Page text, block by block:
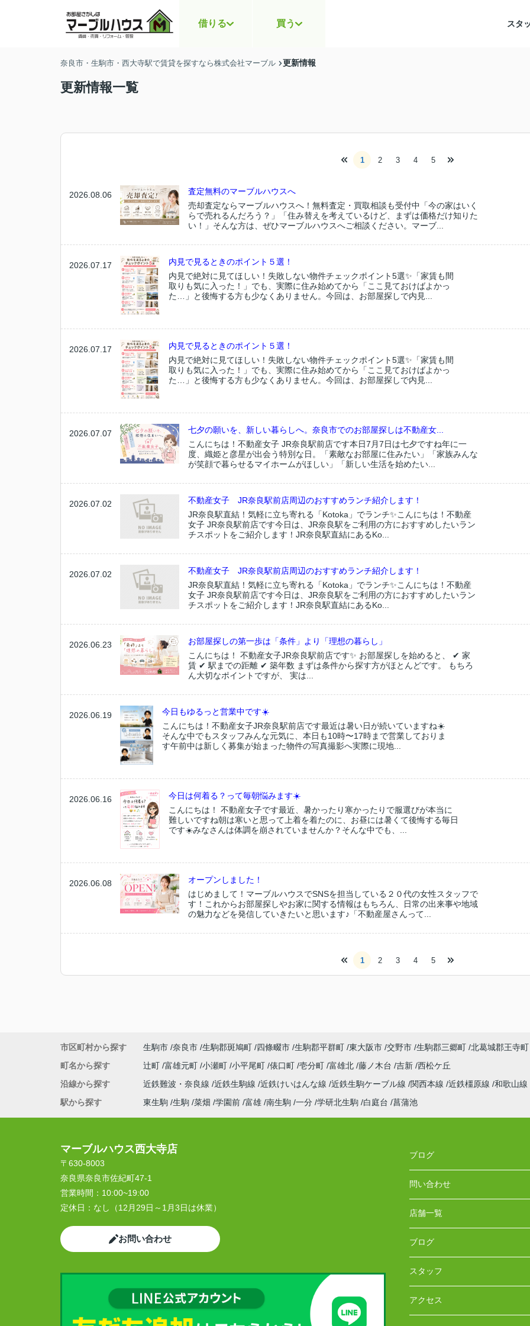
借りる 買う スタ
奈良市・生駒市・西大寺駅で賃貸を探すなら株式会社マーブル 更新情報
更新情報一覧
1 2 3 4 5
2026.08.06
査定無料のマーブルハウスへ
売却査定ならマーブルハウスへ！無料査定・買取相談も受付中「今の家はいく
らで売れるんだろう？」「住み替えを考えているけど、まずは価格だけ知りた
い！」そんな方は、ぜひマーブルハウスへご相談ください。マーブ...
2026.07.17
内見で見るときのポイント５選！
内見で絶対に見てほしい！失敗しない物件チェックポイント5選✨「家賃も間
取りも気に入った！」でも、実際に住み始めてから「ここ見ておけばよかっ
た…」と後悔する方も少なくありません。今回は、お部屋探しで内見...
2026.07.17
内見で見るときのポイント５選！
内見で絶対に見てほしい！失敗しない物件チェックポイント5選✨「家賃も間
取りも気に入った！」でも、実際に住み始めてから「ここ見ておけばよかっ
た…」と後悔する方も少なくありません。今回は、お部屋探しで内見...
2026.07.07
七夕の願いを、新しい暮らしへ。奈良市でのお部屋探しは不動産女...
こんにちは！不動産女子 JR奈良駅前店です本日7月7日は七夕ですね年に一
度、織姫と彦星が出会う特別な日。「素敵なお部屋に住みたい」「家族みんな
が笑顔で暮らせるマイホームがほしい」「新しい生活を始めたい...
2026.07.02
不動産女子 JR奈良駅前店周辺のおすすめランチ紹介します！
JR奈良駅直結！気軽に立ち寄れる「Kotoka」でランチ✨こんにちは！不動産
女子 JR奈良駅前店です今日は、JR奈良駅をご利用の方におすすめしたいラン
チスポットをご紹介します！JR奈良駅直結にあるKo...
2026.07.02
不動産女子 JR奈良駅前店周辺のおすすめランチ紹介します！
JR奈良駅直結！気軽に立ち寄れる「Kotoka」でランチ✨こんにちは！不動産
女子 JR奈良駅前店です今日は、JR奈良駅をご利用の方におすすめしたいラン
チスポットをご紹介します！JR奈良駅直結にあるKo...
2026.06.23
お部屋探しの第一歩は「条件」より「理想の暮らし」
こんにちは！ 不動産女子JR奈良駅前店です✨ お部屋探しを始めると、 ✔ 家
賃 ✔ 駅までの距離 ✔ 築年数 まずは条件から探す方がほとんどです。 もちろ
ん大切なポイントですが、 実は...
2026.06.19
今日もゆるっと営業中です☀️
こんにちは！不動産女子JR奈良駅前店です最近は暑い日が続いていますね☀️
そんな中でもスタッフみんな元気に、本日も10時〜17時まで営業しておりま
す午前中は新しく募集が始まった物件の写真撮影へ実際に現地...
2026.06.16
今日は何着る？って毎朝悩みます☀️
こんにちは！ 不動産女子です最近、暑かったり寒かったりで服選びが本当に
難しいですね朝は寒いと思って上着を着たのに、お昼には暑くて後悔する毎日
です☀️みなさんは体調を崩されていませんか？そんな中でも、...
2026.06.08
オープンしました！
はじめまして！マーブルハウスでSNSを担当している２０代の女性スタッフで
す！これからお部屋探しやお家に関する情報はもちろん、日常の出来事や地域
の魅力などを発信していきたいと思います♪「不動産屋さんって...
1 2 3 4 5
市区町村から探す 生駒市 奈良市 生駒郡斑鳩町 四條畷市 生駒郡平群町 東大阪市 交野市 生駒郡三郷町 北葛城郡王寺町
町名から探す
辻町 富雄元町 小瀬町 小平尾町 俵口町 壱分町 富雄北 藤ノ木台 吉新 西松ケ丘
沿線から探す
近鉄難波・奈良線 近鉄生駒線 近鉄けいはんな線 近鉄生駒ケーブル線 関西本線 近鉄橿原線 和歌山線
駅から探す
東生駒 生駒 菜畑 学園前 富雄 南生駒 一分 学研北生駒 白庭台 菖蒲池
マーブルハウス西大寺店
〒630-8003
奈良県奈良市佐紀町47-1
営業時間： 10:00~19:00
定休日： なし（12月29日～1月3日は休業）
お問い合わせ
ブログ
問い合わせ
店舗一覧
ブログ
スタッフ
アクセス